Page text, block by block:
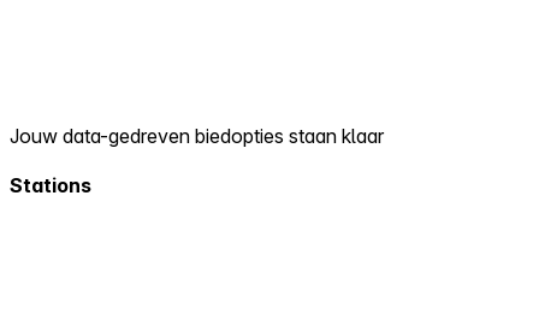
Jouw data-gedreven biedopties staan klaar
Stations